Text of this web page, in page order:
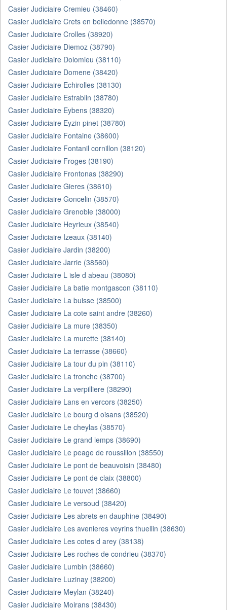
Casier Judiciaire Cremieu (38460)
Casier Judiciaire Crets en belledonne (38570)
Casier Judiciaire Crolles (38920)
Casier Judiciaire Diemoz (38790)
Casier Judiciaire Dolomieu (38110)
Casier Judiciaire Domene (38420)
Casier Judiciaire Echirolles (38130)
Casier Judiciaire Estrablin (38780)
Casier Judiciaire Eybens (38320)
Casier Judiciaire Eyzin pinet (38780)
Casier Judiciaire Fontaine (38600)
Casier Judiciaire Fontanil cornillon (38120)
Casier Judiciaire Froges (38190)
Casier Judiciaire Frontonas (38290)
Casier Judiciaire Gieres (38610)
Casier Judiciaire Goncelin (38570)
Casier Judiciaire Grenoble (38000)
Casier Judiciaire Heyrieux (38540)
Casier Judiciaire Izeaux (38140)
Casier Judiciaire Jardin (38200)
Casier Judiciaire Jarrie (38560)
Casier Judiciaire L isle d abeau (38080)
Casier Judiciaire La batie montgascon (38110)
Casier Judiciaire La buisse (38500)
Casier Judiciaire La cote saint andre (38260)
Casier Judiciaire La mure (38350)
Casier Judiciaire La murette (38140)
Casier Judiciaire La terrasse (38660)
Casier Judiciaire La tour du pin (38110)
Casier Judiciaire La tronche (38700)
Casier Judiciaire La verpilliere (38290)
Casier Judiciaire Lans en vercors (38250)
Casier Judiciaire Le bourg d oisans (38520)
Casier Judiciaire Le cheylas (38570)
Casier Judiciaire Le grand lemps (38690)
Casier Judiciaire Le peage de roussillon (38550)
Casier Judiciaire Le pont de beauvoisin (38480)
Casier Judiciaire Le pont de claix (38800)
Casier Judiciaire Le touvet (38660)
Casier Judiciaire Le versoud (38420)
Casier Judiciaire Les abrets en dauphine (38490)
Casier Judiciaire Les avenieres veyrins thuellin (38630)
Casier Judiciaire Les cotes d arey (38138)
Casier Judiciaire Les roches de condrieu (38370)
Casier Judiciaire Lumbin (38660)
Casier Judiciaire Luzinay (38200)
Casier Judiciaire Meylan (38240)
Casier Judiciaire Moirans (38430)